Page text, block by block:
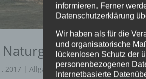
2017 | Allgäu Allgemein,Oberstdorf
informieren. Ferner
Datenschutzerklärung
Wir haben als für die
und organisatorische
lückenlosen Schutz der
personenbezogenen
Internetbasierte